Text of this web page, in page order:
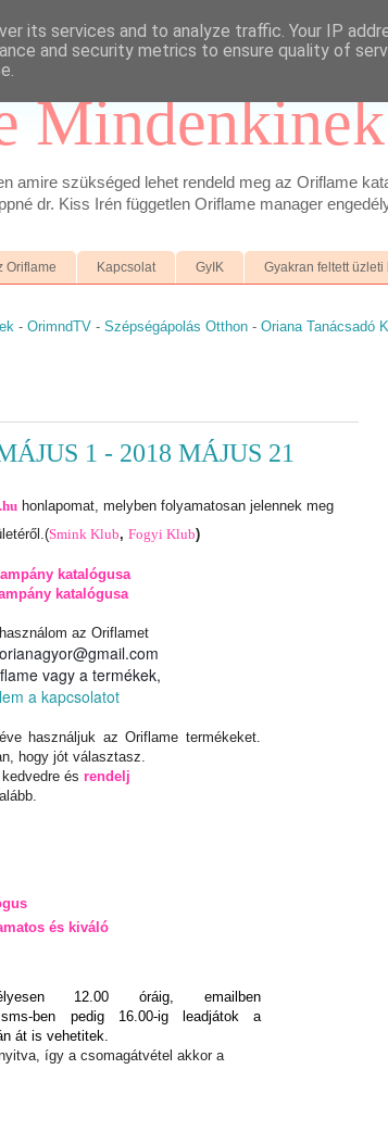
Mindenkinek
amire szükséged lehet rendeld meg az Oriflame
dr. Kiss Irén független Oriflame manager
Oriflame Kapcsolat GyIK Gyakran feltett üzleti
- OrimndTV - Szépségápolás Otthon - Oriana Tanácsadó
1 - 2018 MÁJUS 21
honlapomat, melyben folyamatosan jelennek meg
(Smink Klub, Fogyi Klub)
katalógusa
katalógusa
az Oriflamet
vagy a termékek,
a kapcsolatot
használjuk az Oriflame termékeket.
hogy jót választasz.
és rendelj
és kiváló
12.00 óráig, emailben
ben pedig 16.00-ig leadjátok a
át is vehetitek.
így a csomagátvétel akkor a
its services and to analyze traffic. Your IP
and security metrics to ensure quality of